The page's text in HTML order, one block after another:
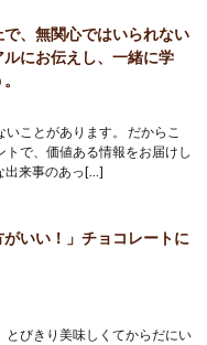
で、無関心ではいられない
にお伝えし、一緒に学
ことがあります。 だからこ
で、価値ある情報をお届けし
出来事のあっ[…]
がいい！」チョコレートに
とびきり美味しくてからだにい